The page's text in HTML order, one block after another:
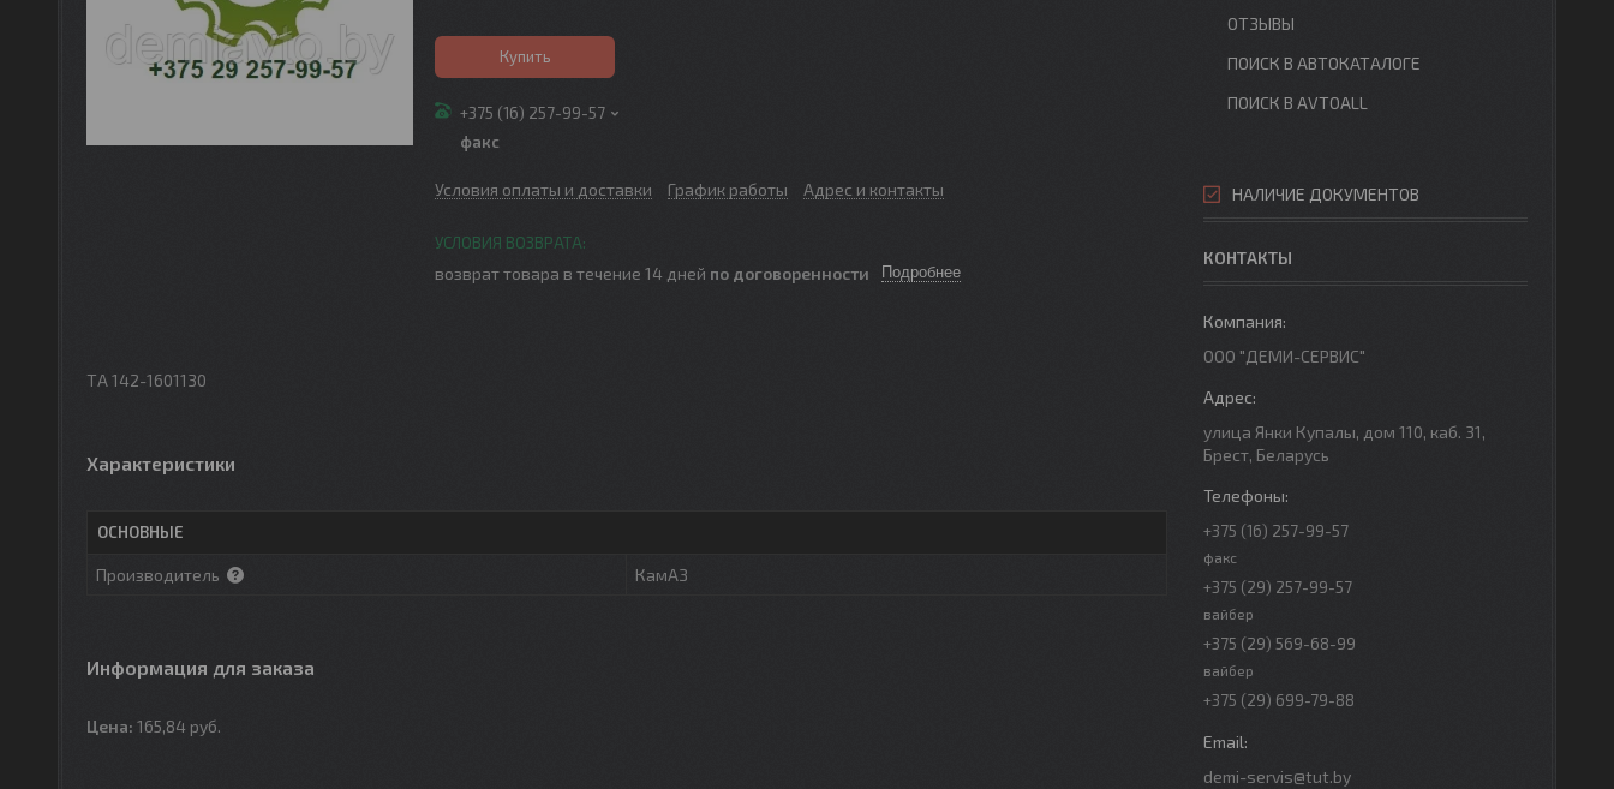
Купить
+375 (16) 257-99-57
факс
Условия оплаты и доставки График работы Адрес и контакты
возврат товара в течение 14 дней по договоренности Подробнее
ТА 142-1601130
Характеристики
ОСНОВНЫЕ
Производитель КамАЗ
Информация для заказа
Цена: 165,84 руб.
ОТЗЫВЫ
ПОИСК В АВТОКАТАЛОГЕ
ПОИСК В AVTOALL
НАЛИЧИЕ ДОКУМЕНТОВ
КОНТАКТЫ
ООО "ДЕМИ-СЕРВИС"
улица Янки Купалы, дом 110, каб. 31,
Брест, Беларусь
+375 (16) 257-99-57
факс
+375 (29) 257-99-57
вайбер
+375 (29) 569-68-99
вайбер
+375 (29) 699-79-88
demi-servis@tut.by